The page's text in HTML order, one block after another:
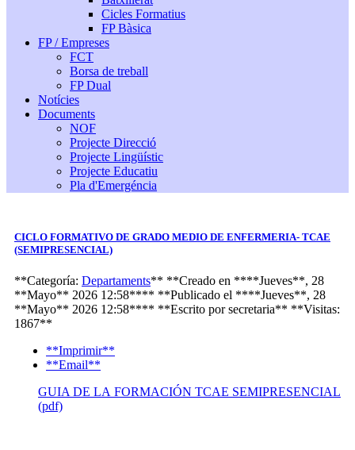
Cicles Formatius
FP Bàsica
FP / Empreses
FCT
Borsa de treball
FP Dual
Notícies
Documents
NOF
Projecte Direcció
Projecte Lingüístic
Projecte Educatiu
Pla d'Emergéncia
CICLO FORMATIVO DE GRADO MEDIO DE ENFERMERIA- TCAE
(SEMIPRESENCIAL)
**Categoría: Departaments** **Creado en ****Jueves**, 28
**Mayo** 2026 12:58**** **Publicado el ****Jueves**, 28
**Mayo** 2026 12:58**** **Escrito porsecretaria** **Visitas:
1867**
**Imprimir**
**Email**
GUIA DE LA FORMACIÓN TCAE SEMIPRESENCIAL
(pdf)